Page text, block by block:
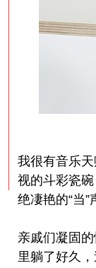
我很有音乐
视的斗彩瓷
绝凄艳的“当
亲戚们凝固
里躺了好久